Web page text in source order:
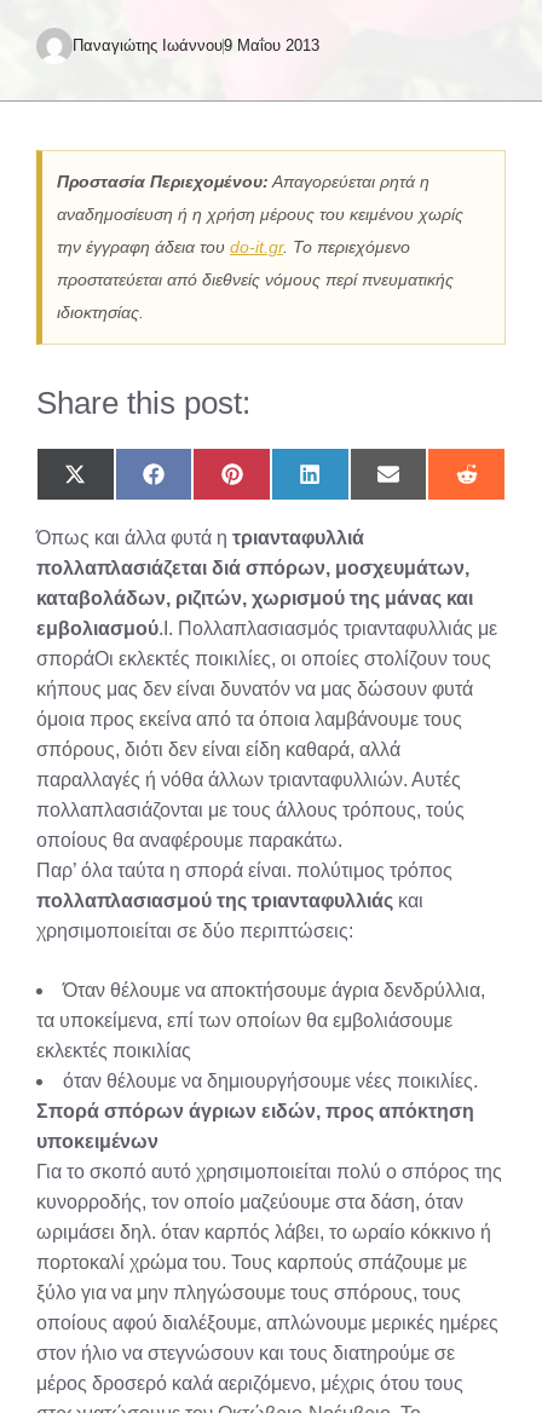
Παναγιώτης Ιωάννου9 Μαΐου 2013
Προστασία Περιεχομένου: Απαγορεύεται ρητά η
αναδημοσίευση ή η χρήση μέρους του κειμένου χωρίς
την έγγραφη άδεια του do-it.gr. Το περιεχόμενο
προστατεύεται από διεθνείς νόμους περί πνευματικής
ιδιοκτησίας.
Share this post:
Share
on
(Twitter)
Share
on
Share
on
Share
on
Share
on
Share
on
Όπως και άλλα φυτά η τριανταφυλλιά
πολλαπλασιάζεται διά σπόρων, μοσχευμάτων,
καταβολάδων, ριζιτών, χωρισμού της μάνας και
εμβολιασμού.I. Πολλαπλασιασμός τριανταφυλλιάς με
σποράΟι εκλεκτές ποικιλίες, οι οποίες στολίζουν τους
κήπους μας δεν είναι δυνατόν να μας δώσουν φυτά
όμοια προς εκείνα από τα όποια λαμβάνουμε τους
σπόρους, διότι δεν είναι είδη καθαρά, αλλά
παραλλαγές ή νόθα άλλων τριανταφυλλιών. Αυτές
πολλαπλασιάζονται με τους άλλους τρόπους, τούς
οποίους θα αναφέρουμε παρακάτω.
Παρ’ όλα ταύτα η σπορά είναι. πολύτιμος τρόπος
πολλαπλασιασμού της τριανταφυλλιάς και
χρησιμοποιείται σε δύο περιπτώσεις:
Όταν θέλουμε να αποκτήσουμε άγρια δενδρύλλια,
τα υποκείμενα, επί των οποίων θα εμβολιάσουμε
εκλεκτές ποικιλίας
όταν θέλουμε να δημιουργήσουμε νέες ποικιλίες.
Σπορά σπόρων άγριων ειδών, προς απόκτηση
υποκειμένων
Για το σκοπό αυτό χρησιμοποιείται πολύ ο σπόρος της
κυνορροδής, τον οποίο μαζεύουμε στα δάση, όταν
ωριμάσει δηλ. όταν καρπός λάβει, το ωραίο κόκκινο ή
πορτοκαλί χρώμα του. Τους καρπούς σπάζουμε με
ξύλο για να μην πληγώσουμε τους σπόρους, τους
οποίους αφού διαλέξουμε, απλώνουμε μερικές ημέρες
στον ήλιο να στεγνώσουν και τους διατηρούμε σε
μέρος δροσερό καλά αεριζόμενο, μέχρις ότου τους